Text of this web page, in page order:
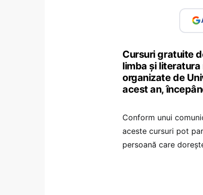
Cursuri gratuite
limba şi
organizate de
acest an,
Conform unui
aceste cursuri pot
persoană care